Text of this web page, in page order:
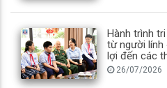
Hành trình
từ người lính
lợi đến các
26/07/2026